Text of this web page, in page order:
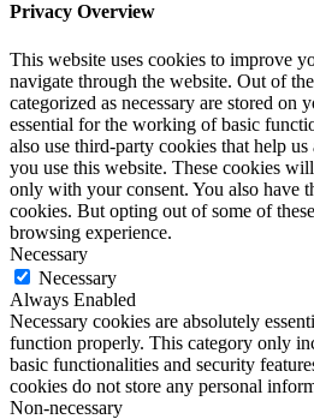
Privacy Overview
This website uses cookies to improve
navigate through the website. Out of
categorized as necessary are stored on
essential for the working of basic
also use third-party cookies that help
you use this website. These cookies
only with your consent. You also have
cookies. But opting out of some of
browsing experience.
Necessary
Necessary
Always Enabled
Necessary cookies are absolutely
function properly. This category only
basic functionalities and security
cookies do not store any personal
Non-necessary